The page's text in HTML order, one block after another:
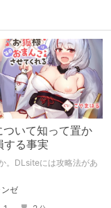
ついて知って置か
する事実
。DLsiteには攻略法があ
ゼ